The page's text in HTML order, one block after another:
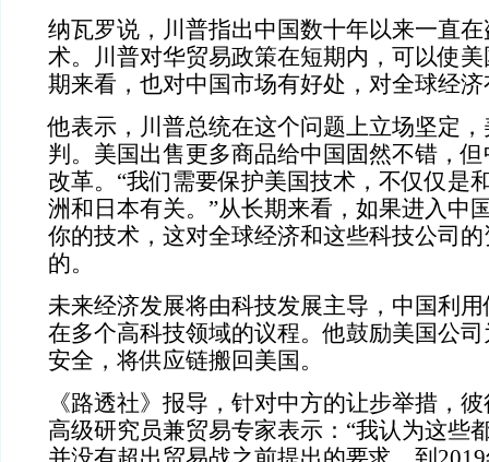
纳瓦罗说，川普指出中国数十年以来一直
术。川普对华贸易政策在短期内，可以使
期来看，也对中国市场有好处，对全球经济
他表示，川普总统在这个问题上立场坚定
判。美国出售更多商品给中国固然不错，
改革。“我们需要保护美国技术，不仅仅是
洲和日本有关。”从长期来看，如果进入中
你的技术，这对全球经济和这些科技公司
的。
未来经济发展将由科技发展主导，中国利
在多个高科技领域的议程。他鼓励美国公
安全，将供应链搬回美国。
《路透社》报导，针对中方的让步举措，
高级研究员兼贸易专家表示：“我认为这些